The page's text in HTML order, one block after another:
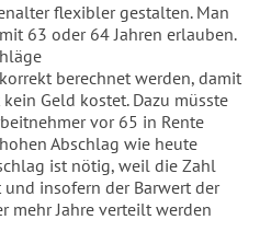
flexibler gestalten. Man
63 oder 64 Jahren erlauben.
berechnet werden, damit
Geld kostet. Dazu müsste
vor 65 in Rente
Abschlag wie heute
ist nötig, weil die Zahl
und insofern der Barwert der
mehr Jahre verteilt werden